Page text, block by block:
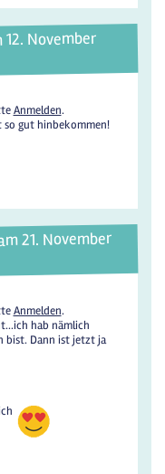
November
Anmelden.
so gut hinbekommen!
21. November
Anmelden.
hab nämlich
bist. Dann ist jetzt ja